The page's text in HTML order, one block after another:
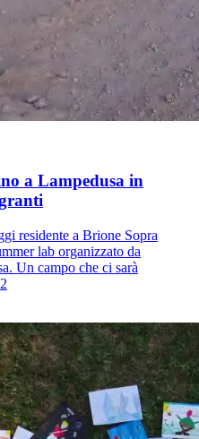
a Lampedusa in
residente a Brione Sopra
lab organizzato da
Un campo che ci sarà